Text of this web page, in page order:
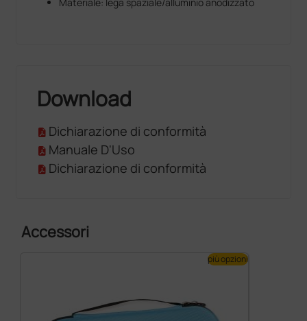
Download
Dichiarazione di conformità
Manuale D'Uso
Dichiarazione di conformità
Accessori
più opzioni